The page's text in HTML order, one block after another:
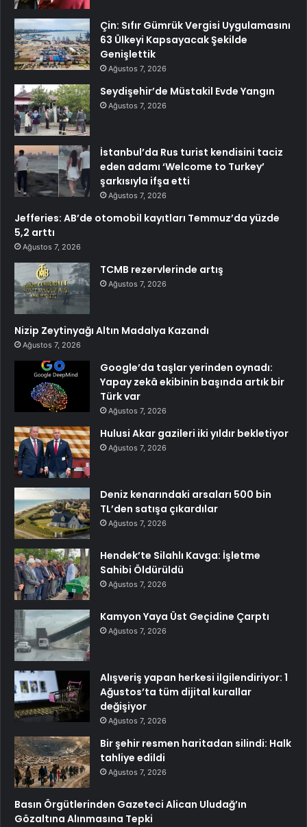
Çin: Sıfır Gümrük Vergisi Uygulamasını
63 Ülkeyi Kapsayacak Şekilde
Genişlettik
Ağustos 7, 2026
Seydişehir’de Müstakil Evde Yangın
Ağustos 7, 2026
İstanbul’da Rus turist kendisini taciz
eden adamı ‘Welcome to Turkey’
şarkısıyla ifşa etti
Ağustos 7, 2026
Jefferies: AB’de otomobil kayıtları Temmuz’da yüzde
5,2 arttı
Ağustos 7, 2026
TCMB rezervlerinde artış
Ağustos 7, 2026
Nizip Zeytinyağı Altın Madalya Kazandı
Ağustos 7, 2026
Google’da taşlar yerinden oynadı:
Yapay zekâ ekibinin başında artık bir
Türk var
Ağustos 7, 2026
Hulusi Akar gazileri iki yıldır bekletiyor
Ağustos 7, 2026
Deniz kenarındaki arsaları 500 bin
TL’den satışa çıkardılar
Ağustos 7, 2026
Hendek’te Silahlı Kavga: İşletme
Sahibi Öldürüldü
Ağustos 7, 2026
Kamyon Yaya Üst Geçidine Çarptı
Ağustos 7, 2026
Alışveriş yapan herkesi ilgilendiriyor: 1
Ağustos’ta tüm dijital kurallar
değişiyor
Ağustos 7, 2026
Bir şehir resmen haritadan silindi: Halk
tahliye edildi
Ağustos 7, 2026
Basın Örgütlerinden Gazeteci Alican Uludağ’ın
Gözaltına Alınmasına Tepki